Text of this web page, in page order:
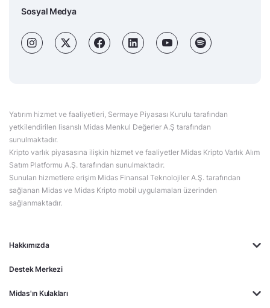
Hakkımızda
Destek Merkezi
Midas'ın Kulakları
Sosyal Medya
Yatırım hizmet ve faaliyetleri, Sermaye Piyasası Kurulu tarafından
yetkilendirilen lisanslı Midas Menkul Değerler A.Ş tarafından
sunulmaktadır.
Kripto varlık piyasasına ilişkin hizmet ve faaliyetler Midas Kripto Varlık Alım
Satım Platformu A.Ş. tarafından sunulmaktadır.
Sunulan hizmetlere erişim Midas Finansal Teknolojiler A.Ş. tarafından
sağlanan Midas ve Midas Kripto mobil uygulamaları üzerinden
sağlanmaktadır.